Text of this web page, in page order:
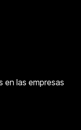
en las empresas